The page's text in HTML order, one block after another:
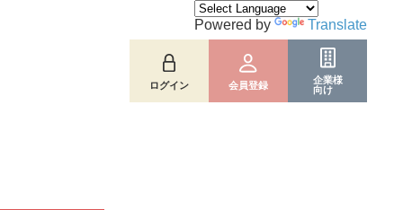
ログイン 会員登録
企業様
向け
Powered by Translate